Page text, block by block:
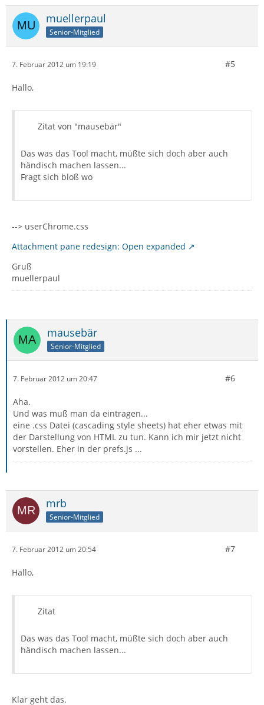
muellerpaul
Senior-Mitglied
7. Februar 2012 um 19:19 #5
Hallo,
Zitat von "mausebär"
Das was das Tool macht, müßte sich doch aber auch
händisch machen lassen...
Fragt sich bloß wo
--> userChrome.css
Attachment pane redesign: Open expanded
Gruß
muellerpaul
mausebär
Senior-Mitglied
7. Februar 2012 um 20:47 #6
Aha.
Und was muß man da eintragen...
eine .css Datei (cascading style sheets) hat eher etwas mit
der Darstellung von HTML zu tun. Kann ich mir jetzt nicht
vorstellen. Eher in der prefs.js ...
mrb
Senior-Mitglied
7. Februar 2012 um 20:54 #7
Hallo,
Zitat
Das was das Tool macht, müßte sich doch aber auch
händisch machen lassen...
Klar geht das.